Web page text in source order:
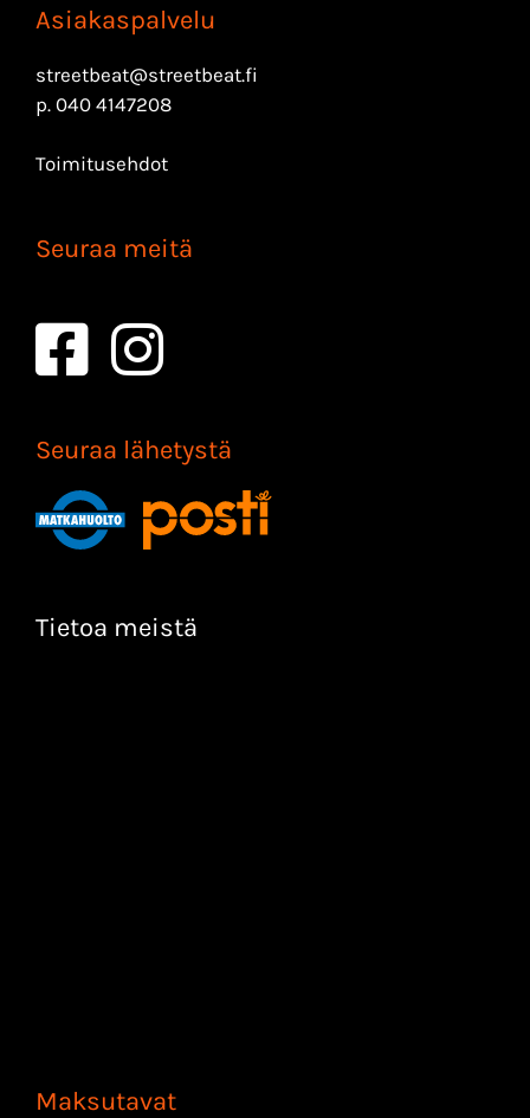
Asiakaspalvelu
streetbeat@streetbeat.fi
p. 040 4147208
Toimitusehdot
Seuraa meitä
Seuraa lähetystä
Tietoa meistä
Maksutavat